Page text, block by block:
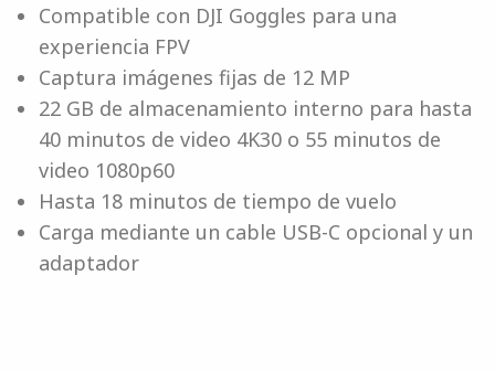
Compatible con DJI Goggles para una
experiencia FPV
Captura imágenes fijas de 12 MP
22 GB de almacenamiento interno para hasta
40 minutos de video 4K30 o 55 minutos de
video 1080p60
Hasta 18 minutos de tiempo de vuelo
Carga mediante un cable USB-C opcional y un
adaptador